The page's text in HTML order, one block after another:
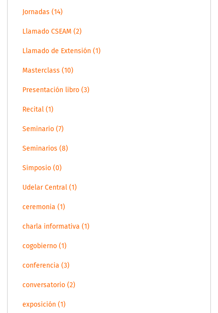
Jornadas (14)
Llamado CSEAM (2)
Llamado de Extensión (1)
Masterclass (10)
Presentación libro (3)
Recital (1)
Seminario (7)
Seminarios (8)
Simposio (0)
Udelar Central (1)
ceremonia (1)
charla informativa (1)
cogobierno (1)
conferencia (3)
conversatorio (2)
exposición (1)